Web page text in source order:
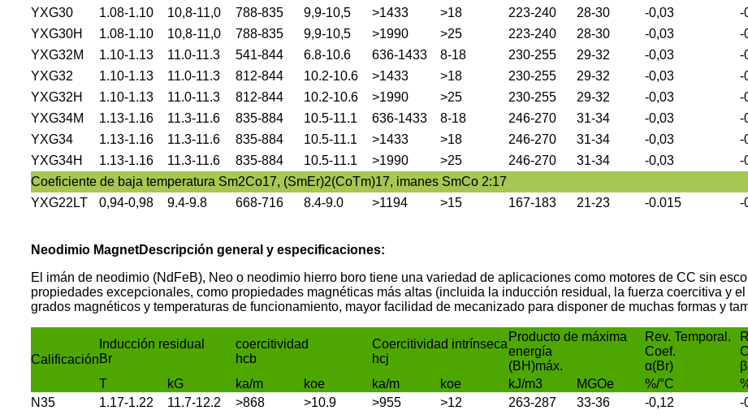
YXG30
1.08-1.10 10,8-11,0 788-835 9,9-10,5 >1433 >18 223-240 28-30 -0,03 -
YXG30H
1.08-1.10 10,8-11,0 788-835 9,9-10,5 >1990 >25 223-240 28-30 -0,03 -
YXG32M
1.10-1.13 11.0-11.3 541-844 6.8-10.6 636-1433 8-18 230-255 29-32 -0,03 -
YXG32
1.10-1.13 11.0-11.3 812-844 10.2-10.6 >1433 >18 230-255 29-32 -0,03 -
YXG32H
1.10-1.13 11.0-11.3 812-844 10.2-10.6 >1990 >25 230-255 29-32 -0,03 -
YXG34M
1.13-1.16 11.3-11.6 835-884 10.5-11.1 636-1433 8-18 246-270 31-34 -0,03 -
YXG34
1.13-1.16 11.3-11.6 835-884 10.5-11.1 >1433 >18 246-270 31-34 -0,03 -
YXG34H
1.13-1.16 11.3-11.6 835-884 10.5-11.1 >1990 >25 246-270 31-34 -0,03 -
Coeficiente de baja temperatura Sm2Co17, (SmEr)2(CoTm)17, imanes SmCo 2:17
YXG22LT
0,94-0,98 9.4-9.8 668-716 8.4-9.0 >1194 >15 167-183 21-23 -0.015 -
Neodimio MagnetDescripción general y especificaciones:
El imán de neodimio (NdFeB), Neo o neodimio hierro boro tiene una variedad de aplicaciones como motores de CC sin
propiedades excepcionales, como propiedades magnéticas más altas (incluida la inducción residual, la fuerza coercitiva y
grados magnéticos y temperaturas de funcionamiento, mayor facilidad de mecanizado para disponer de muchas formas y
Calificación
Inducción residual
Br
coercitividad
hcb
Coercitividad intrínseca
hcj
Producto de máxima
energía
(BH)máx.
Rev. Temporal.
Coef.
α(Br)
T
kG ka/m koe ka/m koe kJ/m3 MGOe %/°C
N35
1.17-1.22 11.7-12.2 >868 >10.9 >955 >12 263-287 33-36 -0,12 -